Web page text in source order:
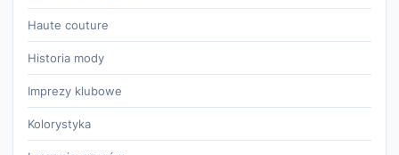
Haute couture
Historia mody
Imprezy klubowe
Kolorystyka